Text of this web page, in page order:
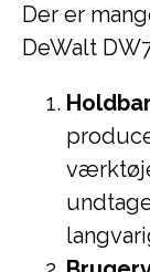
Der er
DeWalt